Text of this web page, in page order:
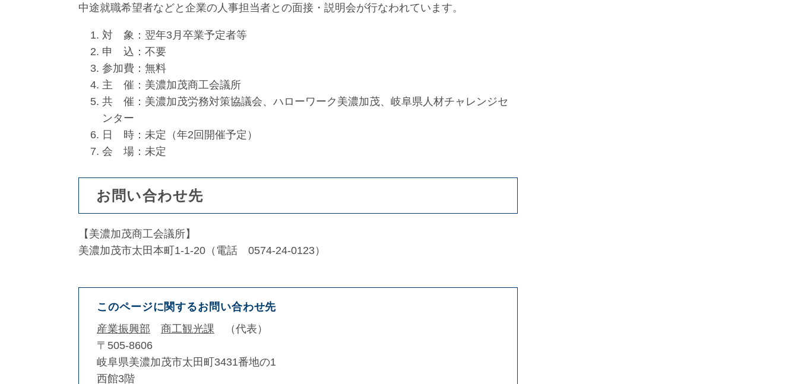
中途就職希望者などと企業の人事担当者との面接・説明会が行なわれています。
対 象：翌年3月卒業予定者等
申 込：不要
参加費：無料
主 催：美濃加茂商工会議所
共 催：美濃加茂労務対策協議会、ハローワーク美濃加茂、岐阜県人材チャレンジセ
ンター
日 時：未定（年2回開催予定）
会 場：未定
お問い合わせ先
【美濃加茂商工会議所】
美濃加茂市太田本町1-1-20（電話 0574-24-0123）
このページに関するお問い合わせ先
産業振興部
商工観光課
代表
〒505-8606
岐阜県美濃加茂市太田町3431番地の1
西館3階